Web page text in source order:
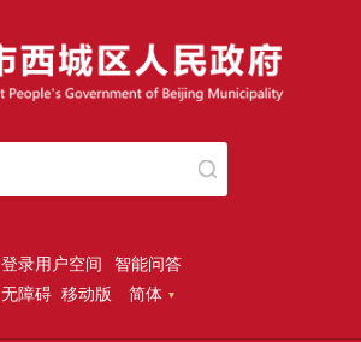
登录用户空间 智能问答
无障碍 移动版 简体